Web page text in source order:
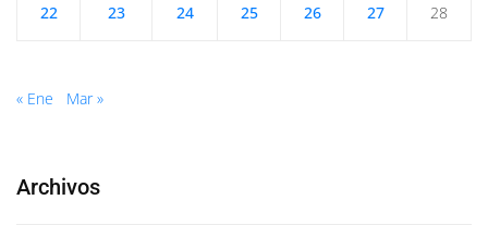
22 23 24 25 26 27 28
« Ene Mar »
Archivos